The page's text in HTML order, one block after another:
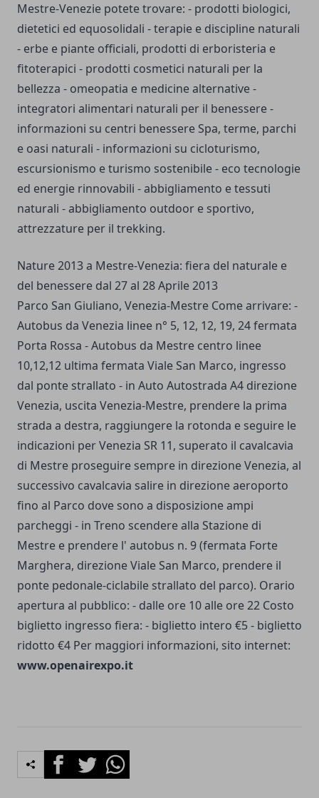
Mestre-Venezie potete trovare: - prodotti biologici,
dietetici ed equosolidali - terapie e discipline naturali
- erbe e piante officiali, prodotti di erboristeria e
fitoterapici - prodotti cosmetici naturali per la
bellezza - omeopatia e medicine alternative -
integratori alimentari naturali per il benessere -
informazioni su centri benessere Spa, terme, parchi
e oasi naturali - informazioni su cicloturismo,
escursionismo e turismo sostenibile - eco tecnologie
ed energie rinnovabili - abbigliamento e tessuti
naturali - abbigliamento outdoor e sportivo,
attrezzature per il trekking.
Nature 2013 a Mestre-Venezia: fiera del naturale e
del benessere dal 27 al 28 Aprile 2013
Parco San Giuliano, Venezia-Mestre Come arrivare: -
Autobus da Venezia linee n° 5, 12, 12, 19, 24 fermata
Porta Rossa - Autobus da Mestre centro linee
10,12,12 ultima fermata Viale San Marco, ingresso
dal ponte strallato - in Auto Autostrada A4 direzione
Venezia, uscita Venezia-Mestre, prendere la prima
strada a destra, raggiungere la rotonda e seguire le
indicazioni per Venezia SR 11, superato il cavalcavia
di Mestre proseguire sempre in direzione Venezia, al
successivo cavalcavia salire in direzione aeroporto
fino al Parco dove sono a disposizione ampi
parcheggi - in Treno scendere alla Stazione di
Mestre e prendere l' autobus n. 9 (fermata Forte
Marghera, direzione Viale San Marco, prendere il
ponte pedonale-ciclabile strallato del parco). Orario
apertura al pubblico: - dalle ore 10 alle ore 22 Costo
biglietto ingresso fiera: - biglietto intero €5 - biglietto
ridotto €4 Per maggiori informazioni, sito internet:
www.openairexpo.it
FacebookTwitterWhatsapp